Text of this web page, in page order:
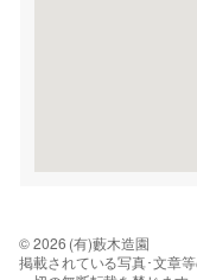
© 2026 (有)藪木造園
掲載されている写真･文章